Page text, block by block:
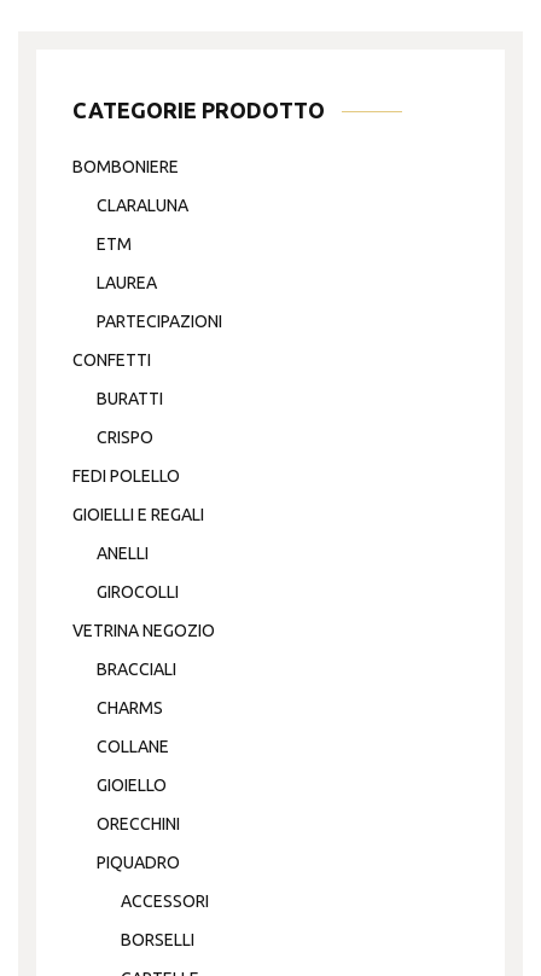
CATEGORIE PRODOTTO
BOMBONIERE
CLARALUNA
ETM
LAUREA
PARTECIPAZIONI
CONFETTI
BURATTI
CRISPO
FEDI POLELLO
GIOIELLI E REGALI
ANELLI
GIROCOLLI
VETRINA NEGOZIO
BRACCIALI
CHARMS
COLLANE
GIOIELLO
ORECCHINI
PIQUADRO
ACCESSORI
BORSELLI